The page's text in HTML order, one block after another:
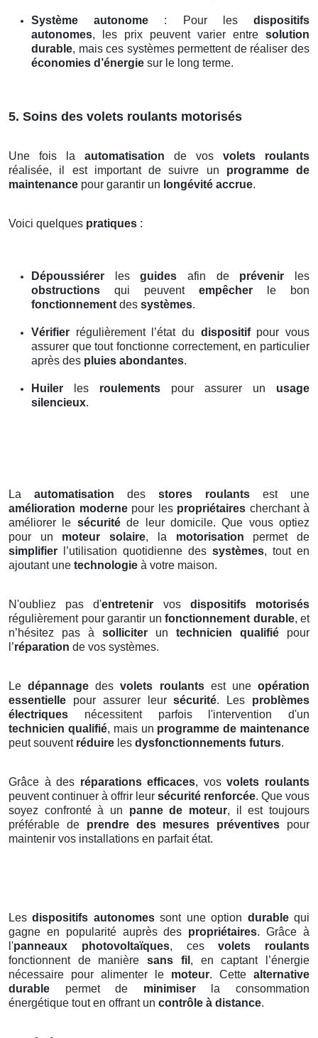
Système autonome : Pour lesdispositifs
autonomes, les prix peuvent varier entre solution
durable, mais ces systèmes permettent de réaliser des
économies d’énergie sur le long terme.
5. Soins des volets roulants motorisés
Une fois la automatisation de vos volets roulants
réalisée, il est important de suivre un programme de
maintenance pour garantir un longévité accrue.
Voici quelques pratiques :
Dépoussiérer lesguides afin de prévenir les
obstructions qui peuvent empêcher le bon
fonctionnement des systèmes.
Vérifier régulièrement l’état du dispositifpour vous
assurer que tout fonctionne correctement, en particulier
après des pluies abondantes.
Huiler les roulements pour assurer un usage
silencieux.
La automatisation des stores roulants est une
amélioration modernepour les propriétaires cherchant à
améliorer le sécuritéde leur domicile. Que vous optiez
pour un moteur solaire, la motorisation permet de
simplifier l’utilisation quotidienne des systèmes, tout en
ajoutant une technologie à votre maison.
N'oubliez pas d'entretenir vos dispositifs motorisés
régulièrement pour garantir un fonctionnement durable, et
n’hésitez pas à solliciter un technicien qualifié pour
l’réparation de vos systèmes.
Ledépannage desvolets roulantsest uneopération
essentielle pour assurer leursécurité. Les problèmes
électriques nécessitent parfois l'intervention d'un
technicien qualifié, mais un programme de maintenance
peut souvent réduire les dysfonctionnements futurs.
Grâce à des réparations efficaces, vosvolets roulants
peuvent continuer à offrir leur sécurité renforcée. Que vous
soyez confronté à un panne de moteur, il est toujours
préférable de prendre des mesures préventives pour
maintenir vos installations en parfait état.
Lesdispositifs autonomessont une option durablequi
gagne en popularité auprès des propriétaires. Grâce à
l'panneaux photovoltaïques, cesvolets roulants
fonctionnent de manièresans fil , en captant l’énergie
nécessaire pour alimenter le moteur. Cette alternative
durable permet de minimiserla consommation
énergétique tout en offrant un contrôle à distance.